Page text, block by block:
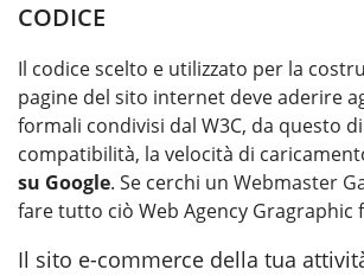
CODICE
Il codice scelto e utilizzato per la
pagine del sito internet deve aderire
formali condivisi dal W3C, da questo
compatibilità, la velocità di
su Google. Se cerchi un Webmaster
fare tutto ciò Web Agency Gragraphic
Il sito e-commerce della tua